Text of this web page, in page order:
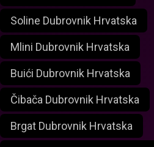
Soline Dubrovnik Hrvatska
Mlini Dubrovnik Hrvatska
Buići Dubrovnik Hrvatska
Čibača Dubrovnik Hrvatska
Brgat Dubrovnik Hrvatska